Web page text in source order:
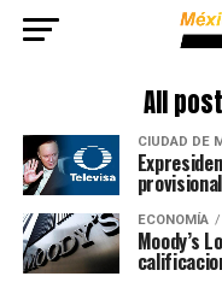
All
CIUDAD DE
ECONOMÍA
Moody’s